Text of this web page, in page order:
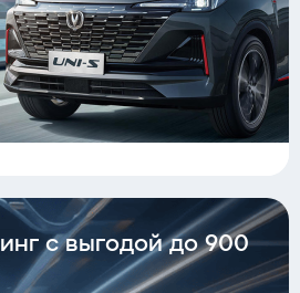
с выгодой до 900